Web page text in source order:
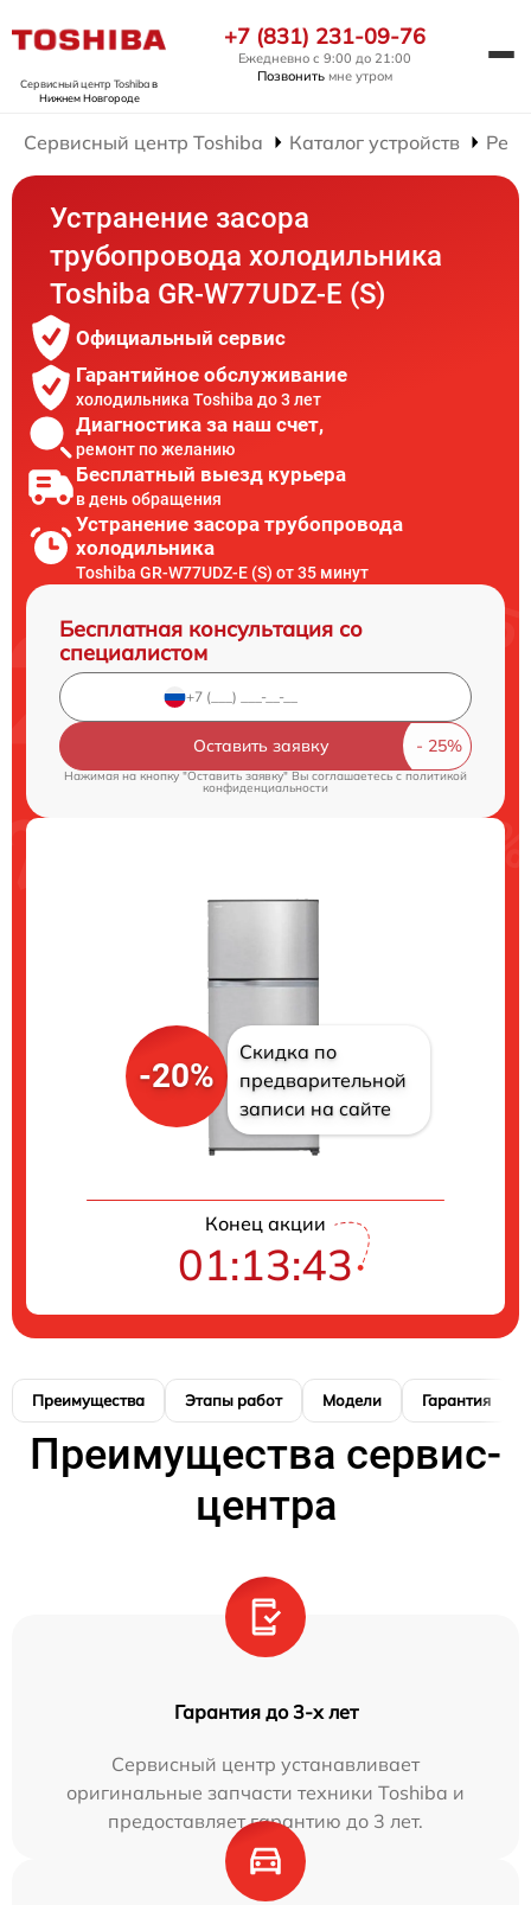
Сервисный центр Toshibaв
Нижнем Новгороде
+7 (831) 231-09-76
Ежедневно с 9:00 до 21:00
Позвонить мне утром
Сервисный центр Toshiba Каталог устройств
Устранение засора
трубопровода холодильника
Toshiba GR-W77UDZ-E (S)
Официальный сервис
Гарантийное обслуживание
холодильника Toshiba до 3 лет
Диагностика за наш счет,
ремонт по желанию
Бесплатный выезд курьера
в день обращения
Устранение засора трубопровода
холодильника
Toshiba GR-W77UDZ-E (S) от 35 минут
Бесплатная консультация со
специалистом
Оставить заявку
Нажимая на кнопку "Оставить заявку" Вы соглашаетесь cполитикой
конфиденциальности
-20%
Скидка по
предварительной
записи на сайте
Конец акции
01:13:42
Преимущества Этапы работ Модели Гарантия
Преимущества сервис-
центра
Гарантия до 3-х лет
Сервисный центр устанавливает
оригинальные запчасти техники Toshiba и
предоставляет гарантию до 3 лет.